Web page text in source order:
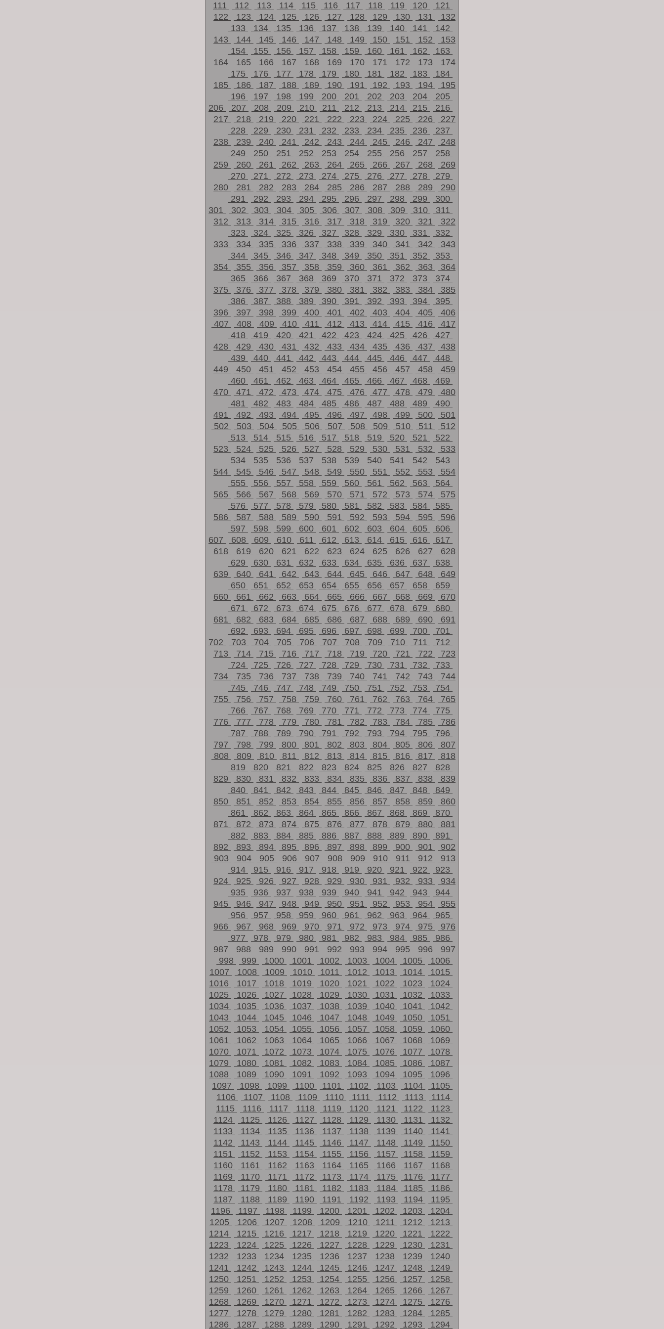
111
112 113 114 115 116 117 118 119 120
121
122
123 124 125 126 127 128 129 130 131
132
133
134 135 136 137 138 139 140 141
142
143
144 145 146 147 148 149 150 151 152
153
154
155 156 157 158 159 160 161 162
163
164
165 166 167 168 169 170 171 172 173
174
175
176 177 178 179 180 181 182 183
184
185
186 187 188 189 190 191 192 193 194
195
196
197 198 199 200 201 202 203 204
205
206
207 208 209 210 211 212 213 214 215
216
217
218 219 220 221 222 223 224 225 226
227
228
229 230 231 232 233 234 235 236
237
238
239 240 241 242 243 244 245 246 247
248
249
250 251 252 253 254 255 256 257
258
259
260 261 262 263 264 265 266 267 268
269
270
271 272 273 274 275 276 277 278
279
280
281 282 283 284 285 286 287 288 289
290
291
292 293 294 295 296 297 298 299
300
301
302 303 304 305 306 307 308 309 310
311
312
313 314 315 316 317 318 319 320 321
322
323
324 325 326 327 328 329 330 331
332
333
334 335 336 337 338 339 340 341 342
343
344
345 346 347 348 349 350 351 352
353
354
355 356 357 358 359 360 361 362 363
364
365
366 367 368 369 370 371 372 373
374
375
376 377 378 379 380 381 382 383 384
385
386
387 388 389 390 391 392 393 394
395
396
397 398 399 400 401 402 403 404 405
406
407
408 409 410 411 412 413 414 415 416
417
418
419 420 421 422 423 424 425 426
427
428
429 430 431 432 433 434 435 436 437
438
439
440 441 442 443 444 445 446 447
448
449
450 451 452 453 454 455 456 457 458
459
460
461 462 463 464 465 466 467 468
469
470
471 472 473 474 475 476 477 478 479
480
481
482 483 484 485 486 487 488 489
490
491
492 493 494 495 496 497 498 499 500
501
502
503 504 505 506 507 508 509 510 511
512
513
514 515 516 517 518 519 520 521
522
523
524 525 526 527 528 529 530 531 532
533
534
535 536 537 538 539 540 541 542
543
544
545 546 547 548 549 550 551 552 553
554
555
556 557 558 559 560 561 562 563
564
565
566 567 568 569 570 571 572 573 574
575
576
577 578 579 580 581 582 583 584
585
586
587 588 589 590 591 592 593 594 595
596
597
598 599 600 601 602 603 604 605
606
607
608 609 610 611 612 613 614 615 616
617
618
619 620 621 622 623 624 625 626 627
628
629
630 631 632 633 634 635 636 637
638
639
640 641 642 643 644 645 646 647 648
649
650
651 652 653 654 655 656 657 658
659
660
661 662 663 664 665 666 667 668 669
670
671
672 673 674 675 676 677 678 679
680
681
682 683 684 685 686 687 688 689 690
691
692
693 694 695 696 697 698 699 700
701
702
703 704 705 706 707 708 709 710 711
712
713
714 715 716 717 718 719 720 721 722
723
724
725 726 727 728 729 730 731 732
733
734
735 736 737 738 739 740 741 742 743
744
745
746 747 748 749 750 751 752 753
754
755
756 757 758 759 760 761 762 763 764
765
766
767 768 769 770 771 772 773 774
775
776
777 778 779 780 781 782 783 784 785
786
787
788 789 790 791 792 793 794 795
796
797
798 799 800 801 802 803 804 805 806
807
808
809 810 811 812 813 814 815 816 817
818
819
820 821 822 823 824 825 826 827
828
829
830 831 832 833 834 835 836 837 838
839
840
841 842 843 844 845 846 847 848
849
850
851 852 853 854 855 856 857 858 859
860
861
862 863 864 865 866 867 868 869
870
871
872 873 874 875 876 877 878 879 880
881
882
883 884 885 886 887 888 889 890
891
892
893 894 895 896 897 898 899 900 901
902
903
904 905 906 907 908 909 910 911 912
913
914
915 916 917 918 919 920 921 922
923
924
925 926 927 928 929 930 931 932 933
934
935
936 937 938 939 940 941 942 943
944
945
946 947 948 949 950 951 952 953 954
955
956
957 958 959 960 961 962 963 964
965
966
967 968 969 970 971 972 973 974 975
976
977
978 979 980 981 982 983 984 985
986
987
988 989 990 991 992 993 994 995 996
997
998
999 1000 1001 1002 1003 1004 1005
1006
1007
1008 1009 1010 1011 1012 1013 1014
1015
1016
1017 1018 1019 1020 1021 1022 1023
1024
1025
1026 1027 1028 1029 1030 1031 1032
1033
1034
1035 1036 1037 1038 1039 1040 1041
1042
1043
1044 1045 1046 1047 1048 1049 1050
1051
1052
1053 1054 1055 1056 1057 1058 1059
1060
1061
1062 1063 1064 1065 1066 1067 1068
1069
1070
1071 1072 1073 1074 1075 1076 1077
1078
1079
1080 1081 1082 1083 1084 1085 1086
1087
1088
1089 1090 1091 1092 1093 1094 1095
1096
1097
1098 1099 1100 1101 1102 1103 1104
1105
1106
1107 1108 1109 1110 1111 1112 1113
1114
1115
1116 1117 1118 1119 1120 1121 1122
1123
1124
1125 1126 1127 1128 1129 1130 1131
1132
1133
1134 1135 1136 1137 1138 1139 1140
1141
1142
1143 1144 1145 1146 1147 1148 1149
1150
1151
1152 1153 1154 1155 1156 1157 1158
1159
1160
1161 1162 1163 1164 1165 1166 1167
1168
1169
1170 1171 1172 1173 1174 1175 1176
1177
1178
1179 1180 1181 1182 1183 1184 1185
1186
1187
1188 1189 1190 1191 1192 1193 1194
1195
1196
1197 1198 1199 1200 1201 1202 1203
1204
1205
1206 1207 1208 1209 1210 1211 1212
1213
1214
1215 1216 1217 1218 1219 1220 1221
1222
1223
1224 1225 1226 1227 1228 1229 1230
1231
1232
1233 1234 1235 1236 1237 1238 1239
1240
1241
1242 1243 1244 1245 1246 1247 1248
1249
1250
1251 1252 1253 1254 1255 1256 1257
1258
1259
1260 1261 1262 1263 1264 1265 1266
1267
1268
1269 1270 1271 1272 1273 1274 1275
1276
1277
1278 1279 1280 1281 1282 1283 1284
1285
1286
1287 1288 1289 1290 1291 1292 1293 1294